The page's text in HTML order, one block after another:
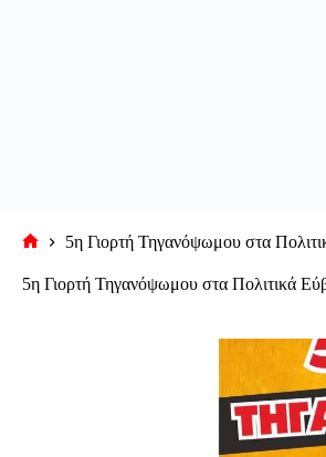
σελίδα
5η Γιορτή Τηγανόψωμου στα
5η Γιορτή Τηγανόψωμου στα Πολιτικά